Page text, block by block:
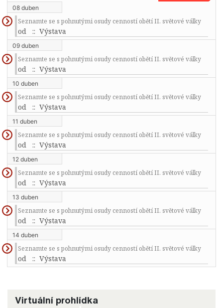
08 duben
Seznamte se s pohnutými osudy cenností obětí II. světové války
od :: Výstava
09 duben
Seznamte se s pohnutými osudy cenností obětí II. světové války
od :: Výstava
10 duben
Seznamte se s pohnutými osudy cenností obětí II. světové války
od :: Výstava
11 duben
Seznamte se s pohnutými osudy cenností obětí II. světové války
od :: Výstava
12 duben
Seznamte se s pohnutými osudy cenností obětí II. světové války
od :: Výstava
13 duben
Seznamte se s pohnutými osudy cenností obětí II. světové války
od :: Výstava
14 duben
Seznamte se s pohnutými osudy cenností obětí II. světové války
od :: Výstava
Virtuální prohlídka